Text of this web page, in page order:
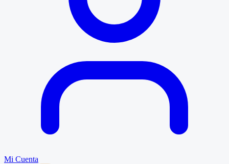
Mi Cuenta